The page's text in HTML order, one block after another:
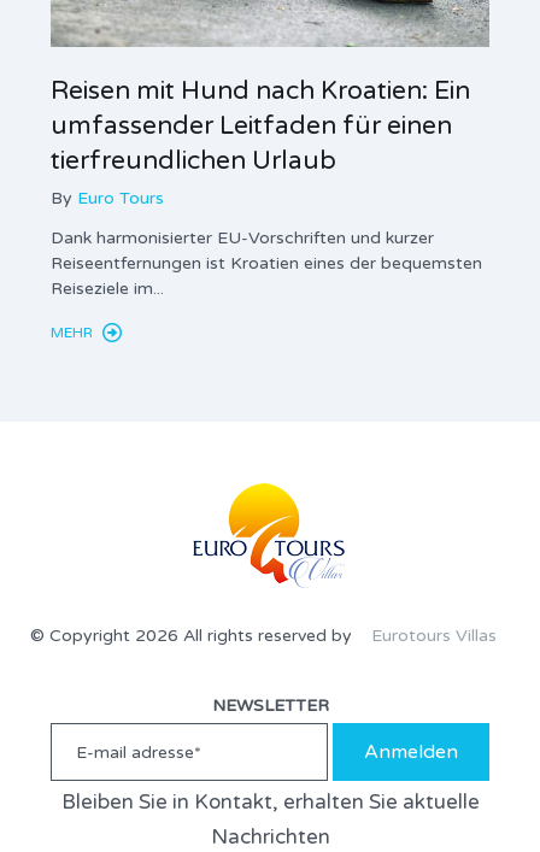
Reisen mit Hund nach Kroatien: Ein
umfassender Leitfaden für einen
tierfreundlichen Urlaub
By Euro Tours
Dank harmonisierter EU-Vorschriften und kurzer
Reiseentfernungen ist Kroatien eines der bequemsten
Reiseziele im...
MEHR
© Copyright 2026 All rights reserved by Eurotours Villas
NEWSLETTER
Anmelden
Bleiben Sie in Kontakt, erhalten Sie aktuelle
Nachrichten